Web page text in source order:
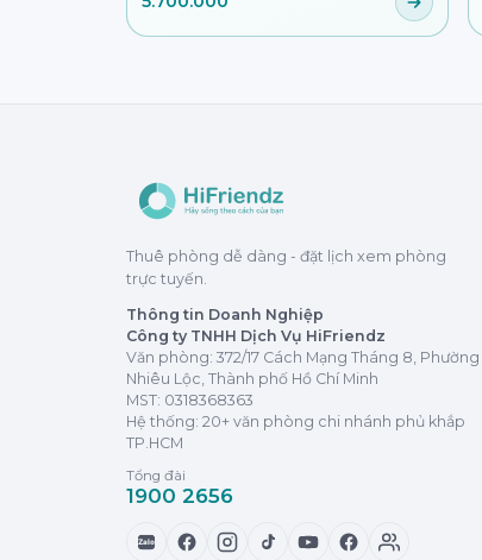
Thuê phòng dễ dàng - đặt lịch xem phòng
trực tuyến.
Thông tin Doanh Nghiệp
Công ty TNHH Dịch Vụ HiFriendz
Văn phòng: 372/17 Cách Mạng Tháng 8, Phường
Nhiêu Lộc, Thành phố Hồ Chí Minh
MST: 0318368363
Hệ thống: 20+ văn phòng chi nhánh phủ khắp
TP.HCM
Tổng đài
1900 2656
Zalo